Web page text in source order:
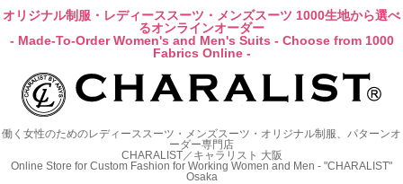
オリジナル制服・レディーススーツ・メンズスーツ 1000生地から選べ
るオンラインオーダー
- Made-To-Order Women's and Men's Suits - Choose from 1000
Fabrics Online -
働く女性のためのレディーススーツ・メンズスーツ・オリジナル制服、パターンオ
ーダー専門店
CHARALIST／キャラリスト 大阪
Online Store for Custom Fashion for Working Women and Men - "CHARALIST"
Osaka